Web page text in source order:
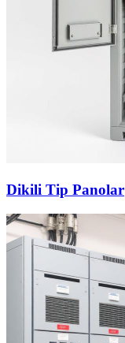
Dikili Tip Panolar